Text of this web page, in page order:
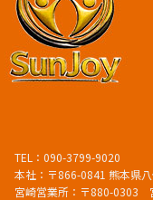
TEL：090-3799-9020
本社：〒866-0841 熊本県
宮崎営業所：〒880-0303